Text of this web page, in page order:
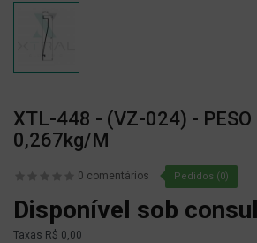
XTL-448 - (VZ-024) - PESO
0,267kg/m
0 comentários Pedidos (0)
Disponível sob
Taxas R$ 0,00